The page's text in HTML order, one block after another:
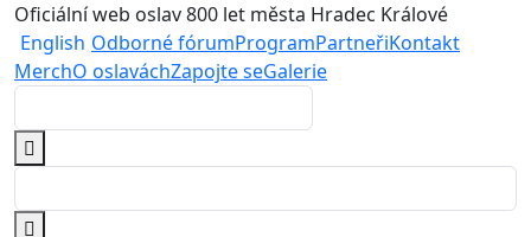
Oficiální web oslav 800 let města Hradec Králové
English Odborné fórumProgramPartneřiKontakt
MerchO oslaváchZapojte seGalerie